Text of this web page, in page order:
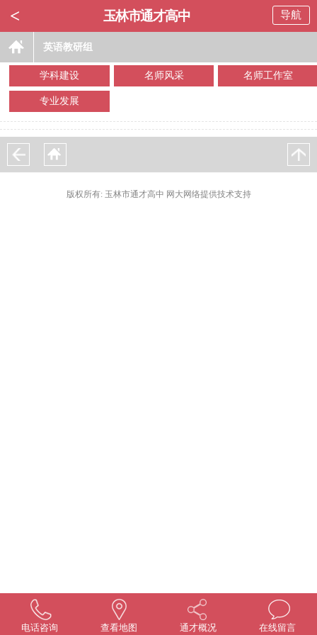
< 玉林市通才高中 导航
英语教研组
学科建设 名师风采 名师工作室
专业发展
版权所有: 玉林市通才高中 网大网络提供技术支持
电话咨询 查看地图 通才概况 在线留言